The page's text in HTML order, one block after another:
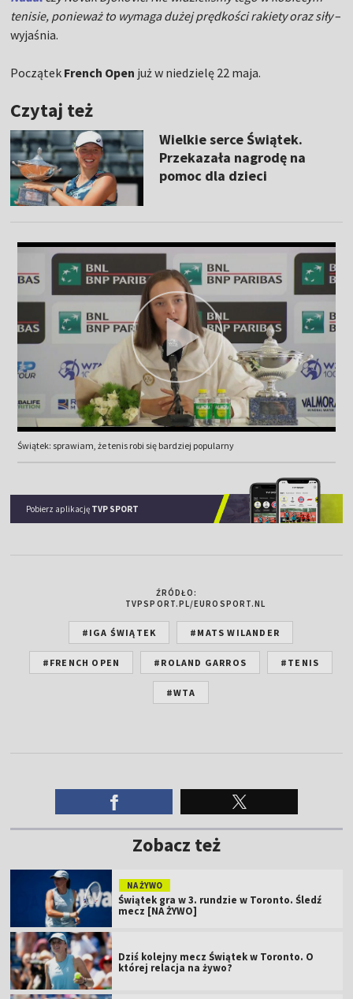
tenisie, ponieważ to wymaga dużej prędkości rakiety oraz siły–
wyjaśnia.
Początek French Open już w niedzielę 22 maja.
Czytaj też
Wielkie serce Świątek.
Przekazała nagrodę na
pomoc dla dzieci
Świątek: sprawiam, że tenis robi się bardziej popularny
Pobierz aplikację TVP SPORT
ŹRÓDŁO:
TVPSPORT.PL/EUROSPORT.NL
#IGA ŚWIĄTEK #MATS WILANDER
#FRENCH OPEN #ROLAND GARROS #TENIS
#WTA
Zobacz też
NA ŻYWO
Świątek gra w 3. rundzie w Toronto. Śledź
mecz [NA ŻYWO]
Dziś kolejny mecz Świątek w Toronto. O
której relacja na żywo?